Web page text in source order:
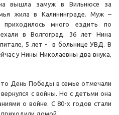
вышла замуж в Вильнюсе за
жила в Калининграде. Муж –
много ездить по
в Волгоград. 36 лет Нина
5 лет - в больнице УВД. В
у Нины Николаевны два внука,
День Победы в семье отмечали
с войны. Но с детьми она
о войне. С 80-х годов стали
домой.